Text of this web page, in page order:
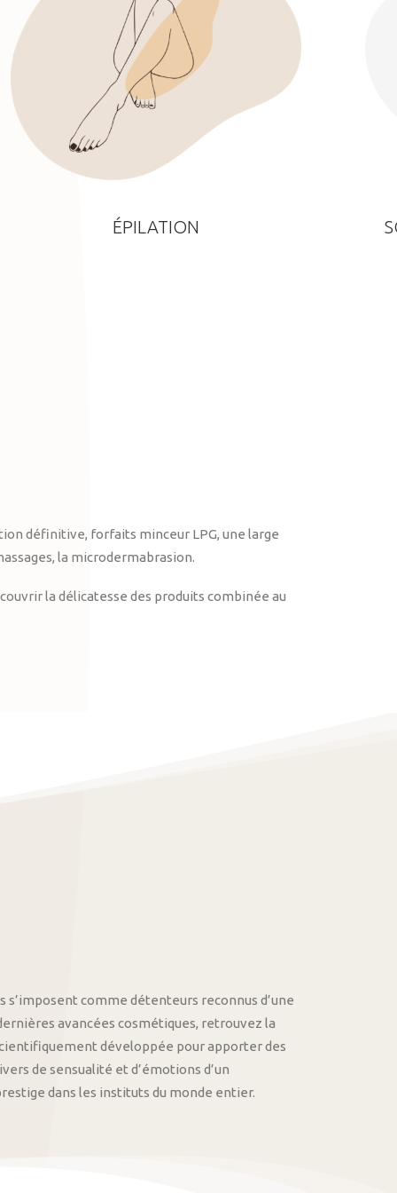
ÉPILATION
définitive, forfaits minceur LPG, une large
la microdermabrasion.
la délicatesse des produits combinée au
s’imposent comme détenteurs reconnus d’une
avancées cosmétiques, retrouvez la
développée pour apporter des
de sensualité et d’émotions d’un
dans les instituts du monde entier.